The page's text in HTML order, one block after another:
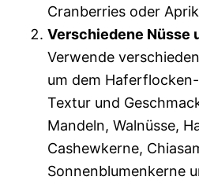
Cranberries oder
Verschiedene Nüsse
Verwende
um dem
Textur und
Mandeln, Walnüsse,
Cashewkerne,
Sonnenblumenkerne